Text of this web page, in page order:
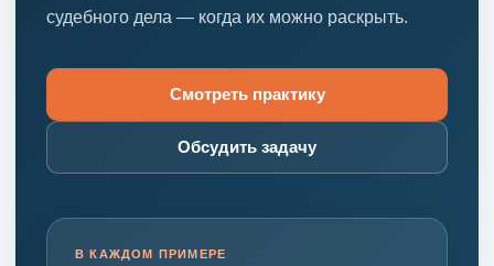
судебного дела — когда их можно раскрыть.
Смотреть практику
Обсудить задачу
В КАЖДОМ ПРИМЕРЕ